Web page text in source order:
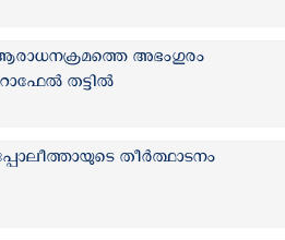
അഭംഗുരം
തട്ടിൽ
തീര്‍ത്ഥാടനം